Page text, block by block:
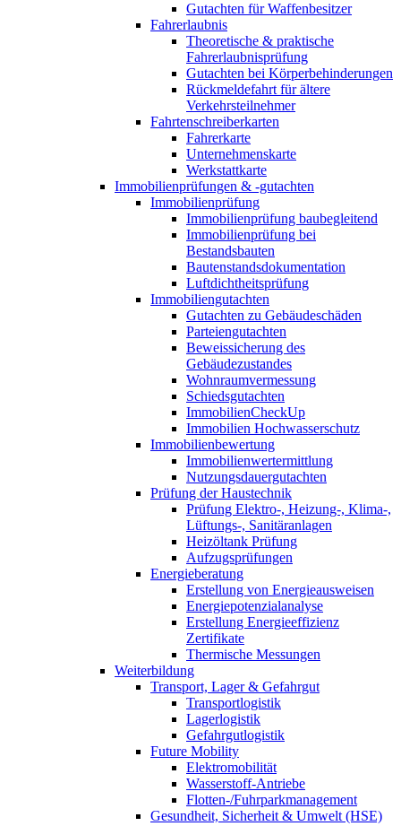
Gutachten für Waffenbesitzer
Fahrerlaubnis
Theoretische & praktische
Fahrerlaubnisprüfung
Gutachten bei Körperbehinderungen
Rückmeldefahrt für ältere
Verkehrsteilnehmer
Fahrtenschreiberkarten
Fahrerkarte
Unternehmenskarte
Werkstattkarte
Immobilienprüfungen & -gutachten
Immobilienprüfung
Immobilienprüfung baubegleitend
Immobilienprüfung bei
Bestandsbauten
Bautenstandsdokumentation
Luftdichtheitsprüfung
Immobiliengutachten
Gutachten zu Gebäudeschäden
Parteiengutachten
Beweissicherung des
Gebäudezustandes
Wohnraumvermessung
Schiedsgutachten
ImmobilienCheckUp
Immobilien Hochwasserschutz
Immobilienbewertung
Immobilienwertermittlung
Nutzungsdauergutachten
Prüfung der Haustechnik
Prüfung Elektro-, Heizung-, Klima-,
Lüftungs-, Sanitäranlagen
Heizöltank Prüfung
Aufzugsprüfungen
Energieberatung
Erstellung von Energieausweisen
Energiepotenzialanalyse
Erstellung Energieeffizienz
Zertifikate
Thermische Messungen
Weiterbildung
Transport, Lager & Gefahrgut
Transportlogistik
Lagerlogistik
Gefahrgutlogistik
Future Mobility
Elektromobilität
Wasserstoff-Antriebe
Flotten-/Fuhrparkmanagement
Gesundheit, Sicherheit & Umwelt (HSE)